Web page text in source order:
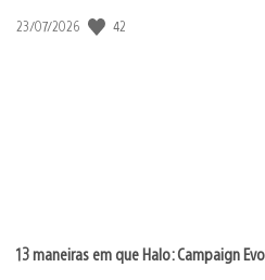
Data
23/07/2026 42
13 maneiras em que Halo: Campaign